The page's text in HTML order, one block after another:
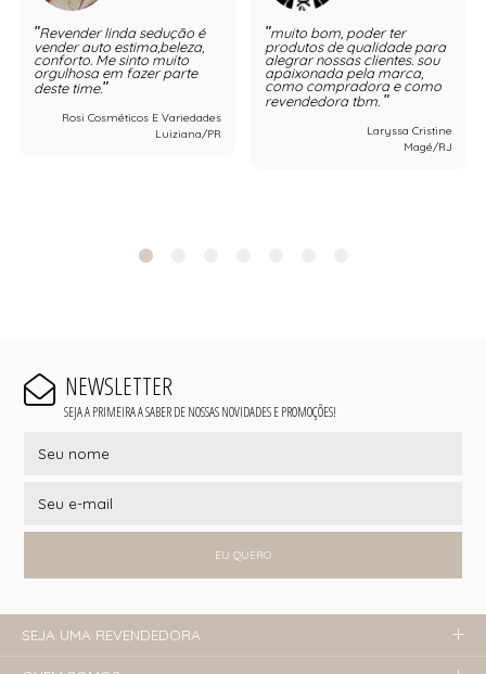
Revender linda sedução é
vender auto estima,beleza,
conforto. Me sinto muito
orgulhosa em fazer parte
deste time.
Rosi Cosméticos E Variedades
Luiziana/PR
muito bom, poder ter
produtos de qualidade para
alegrar nossas clientes. sou
apaixonada pela marca,
como compradora e como
revendedora tbm.
Laryssa Cristine
Magé/RJ
NEWSLETTER
SEJA A PRIMEIRA A SABER DE NOSSAS NOVIDADES E PROMOÇÕES!
EU QUERO
SEJA UMA REVENDEDORA